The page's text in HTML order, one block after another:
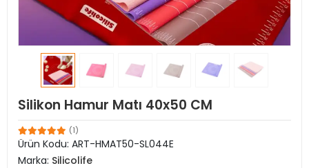
Silikon Hamur Matı 40x50 CM
(1)
Ürün Kodu: ART-HMAT50-SL044E
Marka: Silicolife